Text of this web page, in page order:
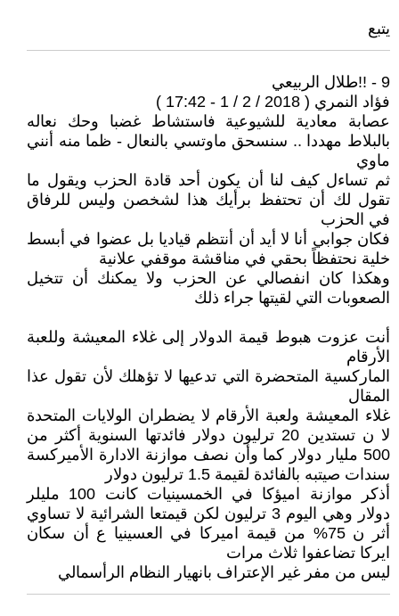
يتبع
9 - !!طلال الربيعي
فؤاد النمري ( 2018 / 2 / 1 - 17:42 )
عصابة معادية للشيوعية فاستشاط غضبا وحك نعاله
بالبلاط مهددا .. سنسحق ماوتسي بالنعال - ظما منه أنني
ماوي
ثم تساءل كيف لنا أن يكون أحد قادة الحزب ويقول ما
تقول لك أن تحتفظ برأيك هذا لشخصن وليس للرفاق
في الحزب
فكان جوابي أنا لا أيد أن أنتظم قياديا بل عضوا في أبسط
خلية نحتفظاً بحقي في مناقشة موقفي علانية
وهكذا كان انفصالي عن الحزب ولا يمكنك أن تتخيل
الصعوبات التي لقيتها جراء ذلك
أنت عزوت هبوط قيمة الدولار إلى غلاء المعيشة وللعبة
الأرقام
الماركسية المتحضرة التي تدعيها لا تؤهلك لأن تقول عذا
المقال
غلاء المعيشة ولعبة الأرقام لا يضطران الولايات المتحدة
لا ن تستدين 20 ترليون دولار فائدتها السنوية أكثر من
500 مليار دولار كما وأن نصف موازنة الادارة الأميركسة
سندات صيتبه بالفائدة لقيمة 1.5 ترليون دولار
أذكر موازنة اميؤكا في الخمسينيات كانت 100 مليلر
دولار وهي اليوم 3 ترليون لكن قيمتعا الشرائية لا تساوي
أثر ن 75% من قيمة اميركا في العسينيا ع أن سكان
ايركا تضاعفوا ثلاث مرات
ليس من مفر غير الإعتراف بانهيار النظام الرأسمالي